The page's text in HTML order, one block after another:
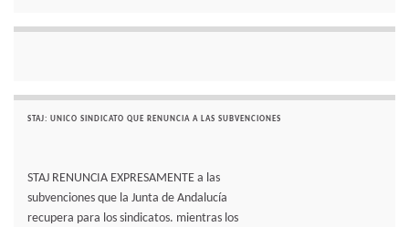
STAJ: UNICO SINDICATO QUE RENUNCIA A LAS SUBVENCIONES
STAJ RENUNCIA EXPRESAMENTE a las
subvenciones que la Junta de Andalucía
recupera para los sindicatos. mientras los